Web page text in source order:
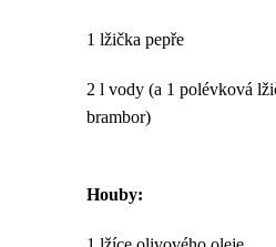
1 lžička pepře
2 l vody (a 1 polévková
brambor)
Houby: